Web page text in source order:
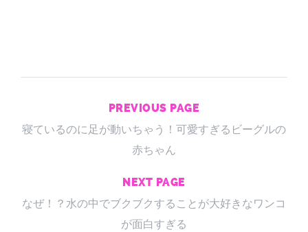
PREVIOUS PAGE
寝ているのに足が動いちゃう！可愛すぎるビーグルの
赤ちゃん
NEXT PAGE
なぜ！？水の中でブクブクすることが大好きなワンコ
が面白すぎる